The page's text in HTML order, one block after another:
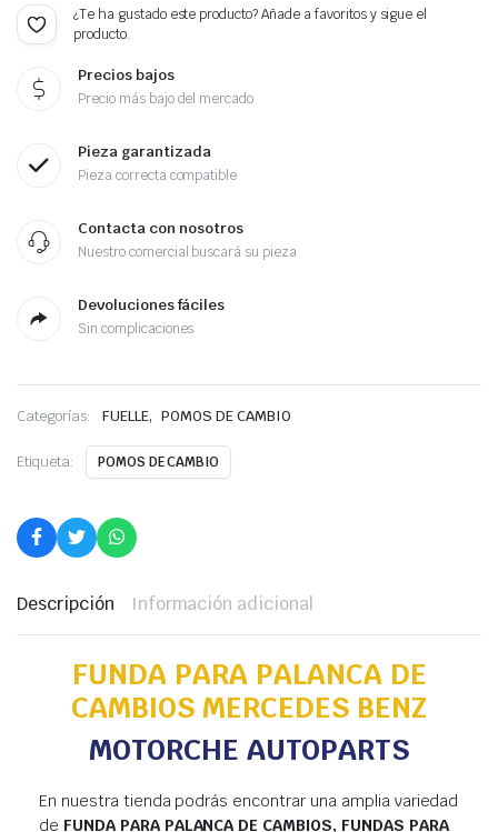
¿Te ha gustado este producto? Añade a favoritos y sigue el
producto.
Precios bajos
Precio más bajo del mercado
Pieza garantizada
Pieza correcta compatible
Contacta con nosotros
Nuestro comercial buscará su pieza
Devoluciones fáciles
Sin complicaciones
Categorías: FUELLE, POMOS DE CAMBIO
Etiqueta: POMOS DE CAMBIO
Descripción Información adicional
FUNDA PARA PALANCA DE
CAMBIOS MERCEDES BENZ
MOTORCHE AUTOPARTS
En nuestra tienda podrás encontrar una amplia variedad
de FUNDA PARA PALANCA DE CAMBIOS, FUNDAS PARA